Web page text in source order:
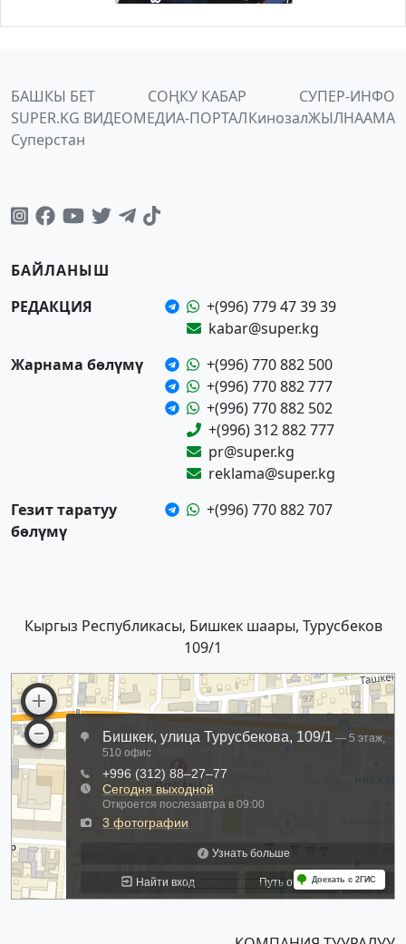
БАШКЫ БЕТ СОҢКУ КАБАР
СУПЕР-ИНФО
SUPER.KG ВИДЕОМЕДИА-ПОРТАЛКинозалЖЫЛНААМА
Суперстан
БАЙЛАНЫШ
РЕДАКЦИЯ
+(996) 779 47 39 39
kabar@super.kg
Жарнама бөлүмү
+(996) 770 882 500
+(996) 770 882 777
+(996) 770 882 502
+(996) 312 882 777
pr@super.kg
reklama@super.kg
Гезит таратуу
бөлүмү
+(996) 770 882 707
Кыргыз Республикасы, Бишкек шаары, Турусбеков
109/1